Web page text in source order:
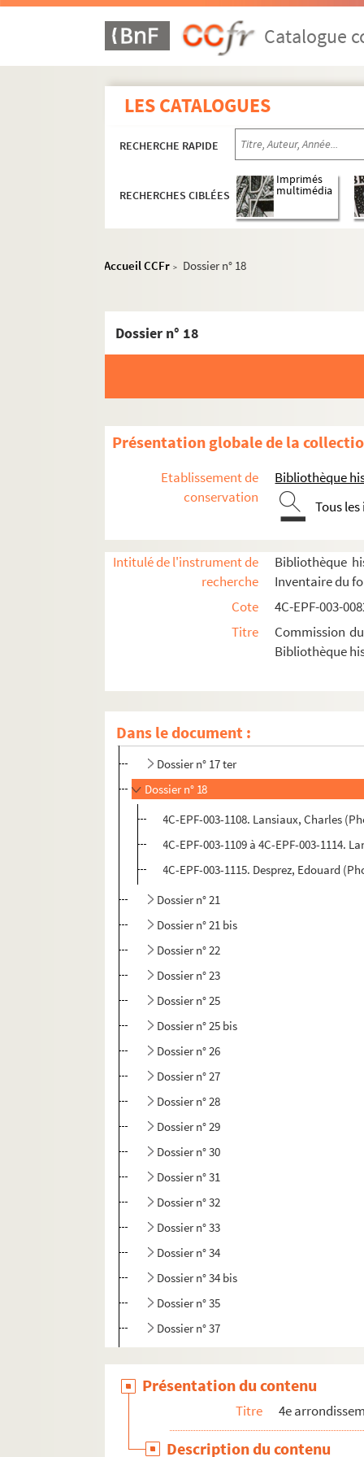
Catalogue
LES CATALOGUES
RECHERCHE RAPIDE
RECHERCHES CIBLÉES
Imprimés
multimédia
Accueil CCFr > Dossier n° 18
Dossier n° 18
Présentation globale de la
Etablissement de
conservation
Bibliothèque
Tous
Intitulé de l'instrument de
recherche
Bibliothèque
Inventaire du
Cote
4C-EPF-003-
Titre
Commission
Bibliothèque
Dans le document :
1er arrondissement
2e arrondissement
Dossier n° 1
Dossier n° 3
Dossier n° 6
Dossier n° 9
Dossier n° 11
Dossier n° 12
Dossier n° 13
Dossier n° 16 bis
Dossier n° 17
Dossier n° 17 bis
Dossier n° 17 ter
Dossier n° 18
4C-EPF-003-1108. Lansiaux, Charles
4C-EPF-003-1109 à 4C-EPF-003-1114.
4C-EPF-003-1115. Desprez, Edouard
Dossier n° 21
Dossier n° 21 bis
Dossier n° 22
Dossier n° 23
Dossier n° 25
Dossier n° 25 bis
Dossier n° 26
Dossier n° 27
Dossier n° 28
Dossier n° 29
Dossier n° 30
Dossier n° 31
Dossier n° 32
Dossier n° 33
Dossier n° 34
Dossier n° 34 bis
Dossier n° 35
Dossier n° 37
Dossier n° 39 bis
Dossier n° 40 bis
Dossier n° 41
Présentation du contenu
Titre 4e
Description du contenu